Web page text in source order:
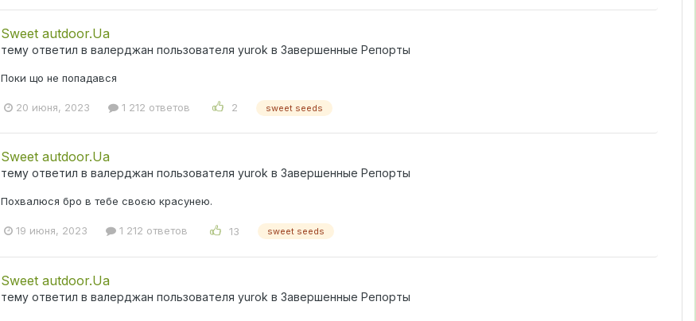
Sweet autdoor.Ua
тему ответил в валерджан пользователя yurok в Завершенные Репорты
Поки що не попадався
20 июня, 2023 1 212 ответов 2 sweet seeds
Sweet autdoor.Ua
тему ответил в валерджан пользователя yurok в Завершенные Репорты
Похвалюся бро в тебе своєю красунею.
19 июня, 2023 1 212 ответов 13 sweet seeds
Sweet autdoor.Ua
тему ответил в валерджан пользователя yurok в Завершенные Репорты